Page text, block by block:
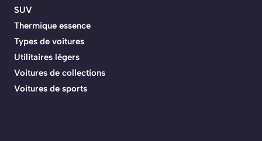
SUV
Thermique essence
Types de voitures
Utilitaires légers
Voitures de collections
Voitures de sports